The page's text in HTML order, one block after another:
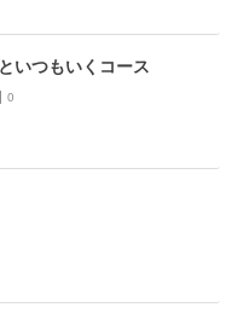
いつもいくコース
0